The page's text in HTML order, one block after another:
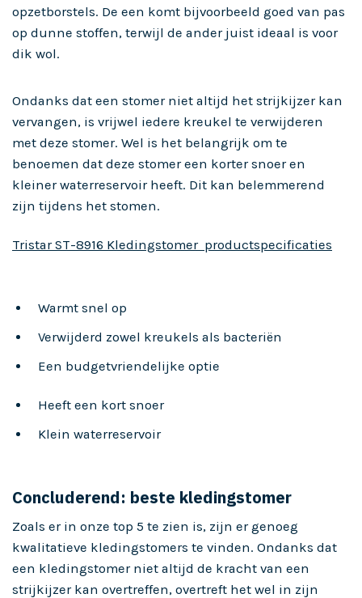
opzetborstels. De een komt bijvoorbeeld goed van pas
op dunne stoffen, terwijl de ander juist ideaal is voor
dik wol.
Ondanks dat een stomer niet altijd het strijkijzer kan
vervangen, is vrijwel iedere kreukel te verwijderen
met deze stomer. Wel is het belangrijk om te
benoemen dat deze stomer een korter snoer en
kleiner waterreservoir heeft. Dit kan belemmerend
zijn tijdens het stomen.
Tristar ST-8916 Kledingstomer productspecificaties
Warmt snel op
Verwijderd zowel kreukels als bacteriën
Een budgetvriendelijke optie
Heeft een kort snoer
Klein waterreservoir
Concluderend: beste kledingstomer
Zoals er in onze top 5 te zien is, zijn er genoeg
kwalitatieve kledingstomers te vinden. Ondanks dat
een kledingstomer niet altijd de kracht van een
strijkijzer kan overtreffen, overtreft het wel in zijn